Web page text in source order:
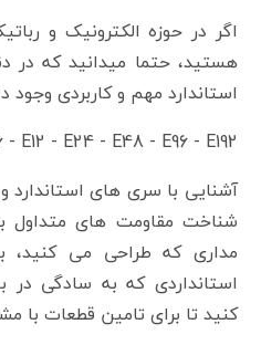
اگر در حوزه الکترونیک و
هستید، حتما میدانید که در
استاندارد مهم و کاربردی وجود
- E12 - E24 - E48 - E96 - E192
آشنایی با سری های استاندارد
شناخت مقاومت های متداول
مداری که طراحی می
استانداردی که به سادگی در
کنید تا برای تامین قطعات با